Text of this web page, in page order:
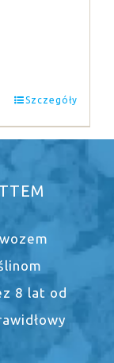
Szczegóły
8 lat od